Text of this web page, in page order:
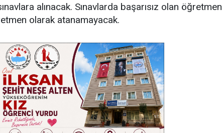
alınacak. Sınavlarda başarısız olan öğretmen
olarak atanamayacak.